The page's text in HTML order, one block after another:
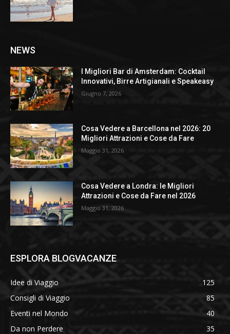
NEWS
I Migliori Bar di Amsterdam: Cocktail
Innovativi, Birre Artigianali e Speakeasy
Giugno 7, 2026
Cosa Vedere a Barcellona nel 2026: 20
Migliori Attrazioni e Cose da Fare
Maggio 31, 2026
Cosa Vedere a Londra: le Migliori
Attrazioni e Cose da Fare nel 2026
Maggio 31, 2026
ESPLORA BLOGVACANZE
Idee di Viaggio
125
Consigli di Viaggio
85
Eventi nel Mondo
40
Da non Perdere
35